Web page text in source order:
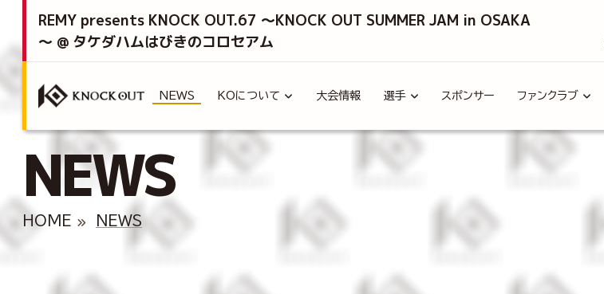
REMY presents KNOCK OUT.67 ～KNOCK OUT SUMMER JAM in OSAKA
～ @ タケダハムはびきのコロセアム
NEWS KOについて 大会情報 選手 スポンサー ファンクラブ
NEWS
HOME NEWS